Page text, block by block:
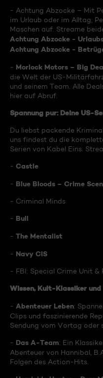
- Achtung Abzocke – Mit
im Urlaub oder im Alltag,
Maschen auf. Streame
Achtung Abzocke -
Achtung Abzocke -
- Morlock Motors – Big
die Welt der US-
und seinem Team. Alle
hier auf Abruf.
Spannung pur: Deine US-
Du liebst packende
uns findest du die
Serien von Kabel Eins.
- Castle
- Blue Bloods – Crime
- Criminal Minds
- Bull
- The Mentalist
- Navy CIS
- FBI: Special Crime Unit &
Wissen, Kult-Klassiker und
- Abenteuer Leben:
Clips und faszinierende
Sendung vom Vortag oder
- Das A-Team: Ein
Abenteuer von Hannibal,
Folgen des Action-Hits.